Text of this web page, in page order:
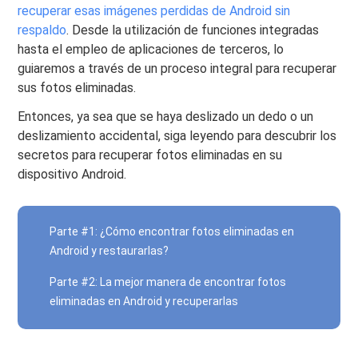
recuperar esas imágenes perdidas de Android sin
respaldo. Desde la utilización de funciones integradas
hasta el empleo de aplicaciones de terceros, lo
guiaremos a través de un proceso integral para recuperar
sus fotos eliminadas.
Entonces, ya sea que se haya deslizado un dedo o un
deslizamiento accidental, siga leyendo para descubrir los
secretos para recuperar fotos eliminadas en su
dispositivo Android.
Parte #1: ¿Cómo encontrar fotos eliminadas en
Android y restaurarlas?
Parte #2: La mejor manera de encontrar fotos
eliminadas en Android y recuperarlas